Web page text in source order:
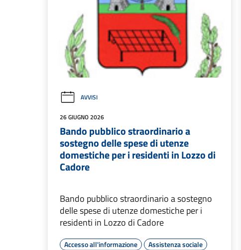
AVVISI
26 GIUGNO 2026
Bando pubblico straordinario a
sostegno delle spese di utenze
domestiche per i residenti in Lozzo di
Cadore
Bando pubblico straordinario a sostegno
delle spese di utenze domestiche per i
residenti in Lozzo di Cadore
Accesso all'informazione Assistenza sociale